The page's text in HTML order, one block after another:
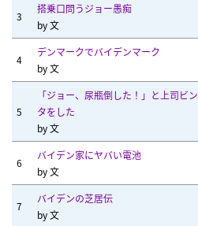
3
搭乗口問うジョー愚痴
by文
4
デンマークでバイデンマーク
by文
5
「ジョー、尿瓶倒した！」と上司ビン
タをした
by文
6
バイデン家にヤバい電池
by文
7
バイデンの芝居伝
by文